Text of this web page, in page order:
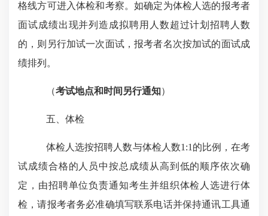
格线方可进入体检和考察。如确定为体检人选的报考者
面试成绩出现并列造成拟聘用人数超过计划招聘人数
的，则另行加试一次面试，报考者名次按加试的面试成
绩排列。
（考试地点和时间另行通知）
五、体检
体检人选按招聘人数与体检人数1:1 的比例，在考
试成绩合格的人员中按总成绩从高到低的顺序依次确
定，由招聘单位负责通知考生并组织体检人选进行体
检，请报考者务必准确填写联系电话并保持通讯工具通